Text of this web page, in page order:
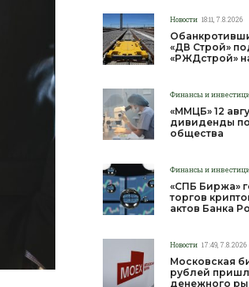
Новости 18:11, 7.8.2026
«ДВ Строй»
«РЖДстрой»
Финансы и
«ММЦБ» 12
дивиденды
общества
Финансы и
«СПБ Биржа»
торгов
актов Банка
Новости 17:49, 7.8.2026
Московская
рублей
денежного